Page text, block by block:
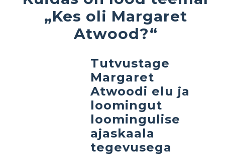
„Kes oli Margaret
Atwood?“
Tutvustage
Margaret
Atwoodi elu ja
loomingut
loomingulise
ajaskaala
tegevusega